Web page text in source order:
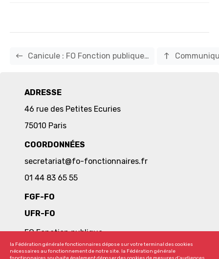
west Canicule : FO Fonction publique… north
ADRESSE
46 rue des Petites Ecuries
75010 Paris
COORDONNÉES
secretariat@fo-fonctionnaires.fr
01 44 83 65 55
FGF-FO
UFR-FO
FO Fonction publique
Publications
la Fédération générale fonctionnaires dépose sur votre terminal des cookies
nécessaires au fonctionnement de notre site. la Fédération générale